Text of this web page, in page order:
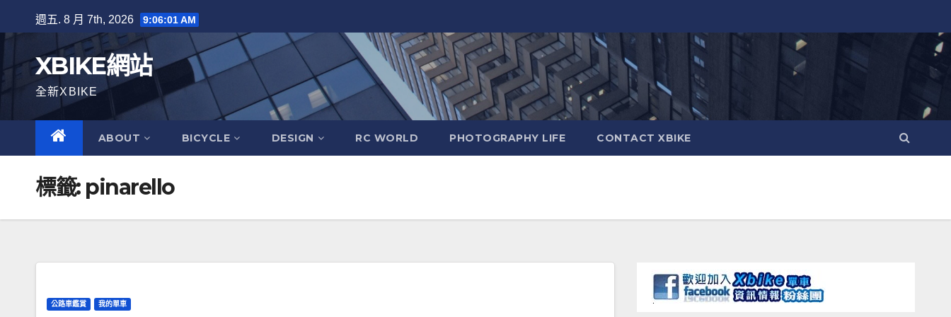
to
週五. 8 月 7th, 2026 9:06:02 AM
XBIKE網站
全新XBIKE
ABOUT BICYCLE DESIGN RC WORLD PHOTOGRAPHY LIFE CONTACT XBIKE
標籤: pinarello
公路車鑑賞 我的單車